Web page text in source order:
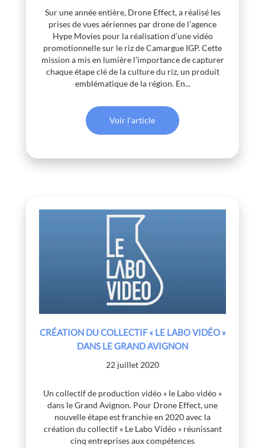
Sur une année entière, Drone Effect, a réalisé les
prises de vues aériennes par drone de l’agence
Hype Movies pour la réalisation d’une vidéo
promotionnelle sur le riz de Camargue IGP. Cette
mission a mis en lumière l’importance de capturer
chaque étape clé de la culture du riz, un produit
emblématique de la région. En...
Voir l'article
CRÉATION DU COLLECTIF « LE LABO VIDÉO »
DANS LE GRAND AVIGNON
22 juillet 2020
Un collectif de production vidéo « le Labo vidéo »
dans le Grand Avignon. Pour Drone Effect, une
nouvelle étape est franchie en 2020 avec la
création du collectif « Le Labo Vidéo » réunissant
cinq entreprises aux compétences